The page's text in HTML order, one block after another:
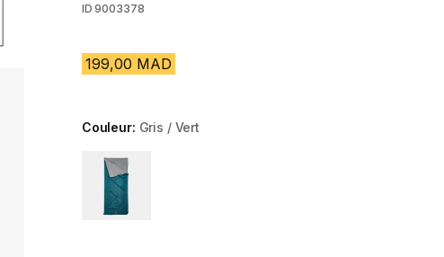
ID 9003378
199,00 MAD
Couleur: Gris / Vert
Choose a variant